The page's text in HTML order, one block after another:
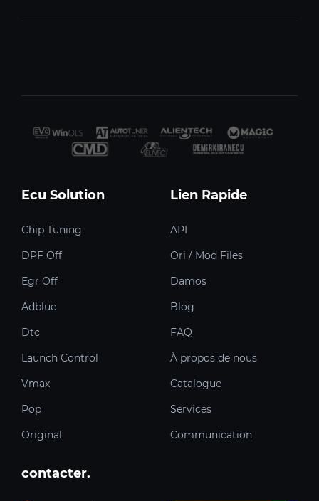
Ecu Solution
Chip Tuning
DPF Off
Egr Off
Adblue
Dtc
Launch Control
Vmax
Pop
Original
Lien Rapide
API
Ori / Mod Files
Damos
Blog
FAQ
À propos de nous
Catalogue
Services
Communication
contacter.